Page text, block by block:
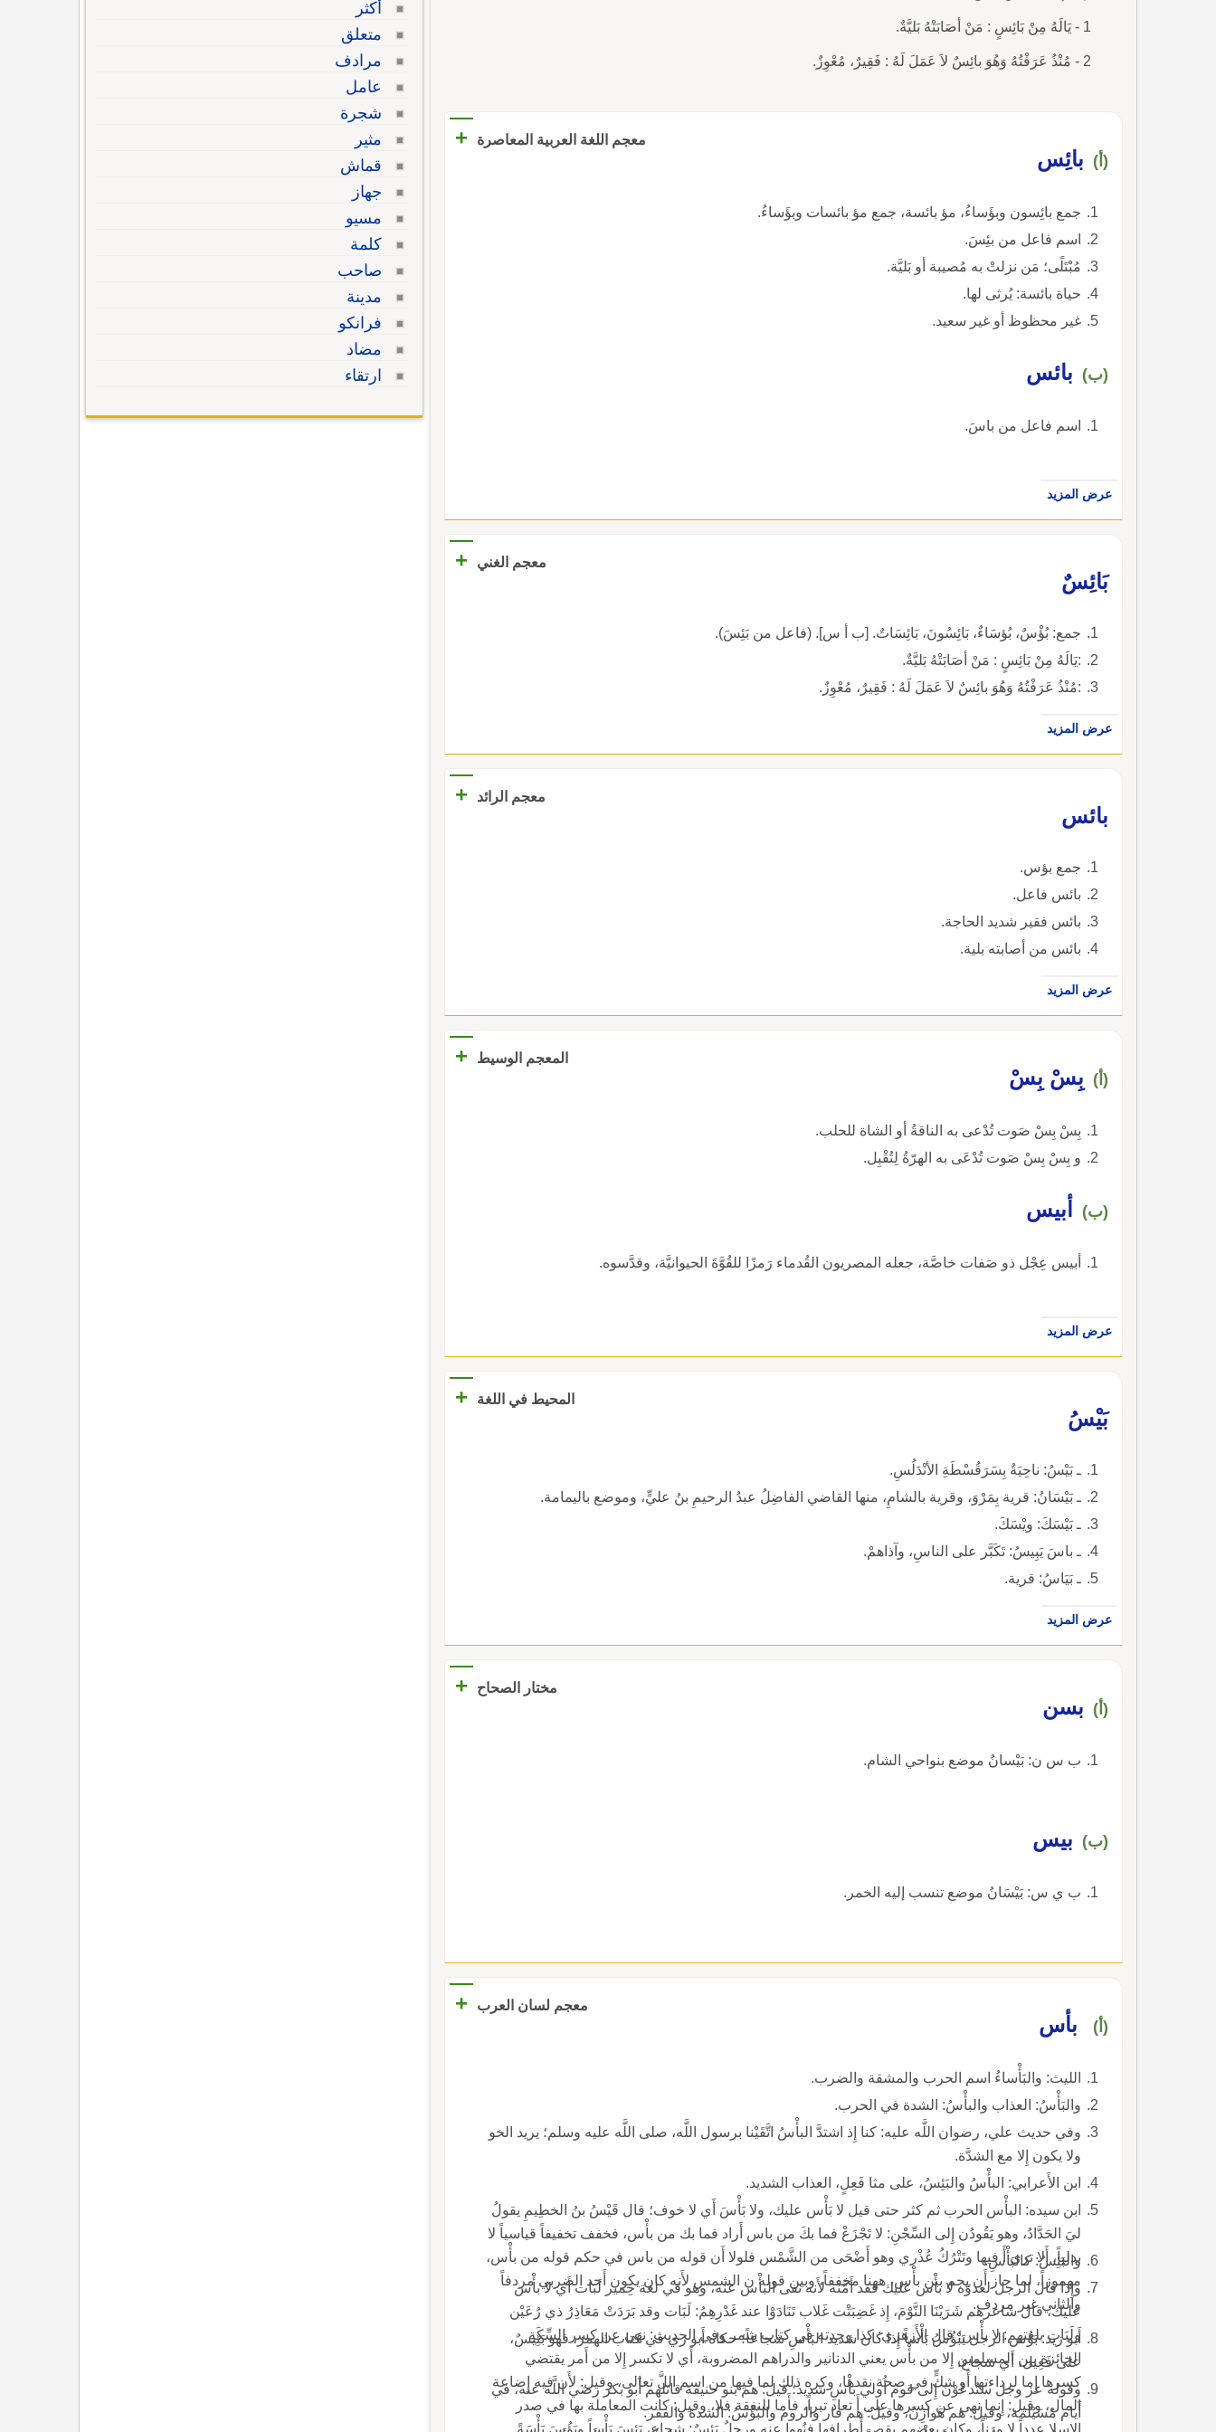
1 - يَالَهُ مِنْ بَائِسٍ : مَنْ أصَابَتْهُ بَليَّةٌ.
2 - مُنْذُ عَرَفْتُهُ وَهُوَ بائِسٌ لاَ عَمَلَ لَهُ : فَقِيرٌ، مُعْوِزٌ.
معجم اللغة العربية المعاصرة +
(أ) بائِس
جمع بائِسون وبؤَساءُ، مؤ بائسة، جمع مؤ بائسات وبؤَساءُ.
اسم فاعل من بئِسَ.
مُبْتَلًى؛ مَن نزلتْ به مُصيبة أو بَليَّة.
حياة بائسة: يُرثى لها.
غير محظوظ أو غير سعيد.
(ب) بائس
اسم فاعل من باسَ.
عرض المزيد
معجم الغني
+
بَائِسٌ
جمع: بُؤْسٌ، بُؤسَاءٌ، بَائِسُونَ، بَائِسَاتٌ. [ب أ س]. (فاعل من بَئِسَ).
:يَالَهُ مِنْ بَائِسٍ : مَنْ أصَابَتْهُ بَليَّةٌ.
:مُنْذُ عَرَفْتُهُ وَهُوَ بائِسٌ لاَ عَمَلَ لَهُ : فَقِيرٌ، مُعْوِزٌ.
عرض المزيد
معجم الرائد
+
بائس
جمع بؤس.
بائس فاعل.
بائس فقير شديد الحاجة.
بائس من أصابته بلية.
عرض المزيد
المعجم الوسيط +
(أ) بِسْ بِسْ
بِسْ بِسْ صَوت تُدْعى به الناقةُ أو الشاة للحلب.
و بِسْ بِسْ صَوت تُدْعَى به الهرّةُ لِتُقْبِل.
(ب) أبيس
أبيس عِجْل ذو صَفات خاصَّة، جعله المصريون القُدماء رَمزًا للقُوَّةَ الحيوانيَّة، وقدَّسوه.
عرض المزيد
المحيط في اللغة
+
بَيْسُ
ـ بَيْسُ: ناحِيَةٌ بِسَرَقُسْطَةِ الأنْدَلُسِ.
ـ بَيْسَانُ: قرية بِمَرْوَ، وقرية بالشامِ، منها القاضي الفاضِلُ عبدُ الرحيمِ بنُ عليٍّ، وموضع باليمامة.
ـ بَيْسَكَ: ويْسَكَ.
ـ باسَ يَبِيسُ: تَكَبَّر على الناسِ، وآذاهمْ.
ـ بَيَاسُ: قرية.
عرض المزيد
مختار الصحاح +
(أ) بسن
ب س ن: بَيْسانُ موضع بنواحي الشام.
(ب) بيس
ب ي س: بَيْسَانُ موضع تنسب إليه الخمر.
معجم لسان العرب +
(أ) بأس
الليث: والبَأْساءُ اسم الحرب والمشقة والضرب.
والبَأْسُ: العذاب والبأْسُ: الشدة في الحرب.
وفي حديث علي، رضوان اللَّه عليه: كنا إِذ اشتدَّ البأْسُ اتَّقَيْنا برسول اللَّه، صلى اللَّه عليه وسلم؛ يريد الخو
ولا يكون إِلا مع الشدَّة.
ابن الأَعرابي: البأْسُ والبَئِسُ، على مثا فَعِلٍ، العذاب الشديد.
ابن سيده: البأْس الحرب ثم كثر حتى قيل لا بَأْس عليك، ولا بَأْسَ أَي لا خوف؛ قال قَيْسُ بنُ الخطِيمِ يقولُ
ليَ الحَدَّادُ، وهو يَقُودُن إِلى السِّجْنِ: لا تَجْزَعْ فما بكَ من باس أَراد فما بك من بأْس، فخفف تخفيفاً قياسياً لا
بدلياً، أَلا ترى أَ فيها وتَتْرُكُ عُذْري وهو أَضْحَى من الشَّمْس فلولا أَن قوله من باس في حكم قوله من بأْس،
مهموزاً، لما جاز أَن يجم بين بأْس، ههنا مخففاً، وبين قوله ن الشمس لأَنه كان يكون أَحد الضربي مردفاً
والثاني غير مردف.
والبَئِسُ: كالبَأْسِ.
وإِذا قال الرجل لعدوّه لا بأْس عليك فقد أَمَّنه لأَنه نفى البأْس عنه، وهو في لغة حِمير لَبَات أَي لا بأْس
عليك، قال شاعرهم شَرَيْنَا النَّوْمَ، إِذ غَضِبَتْت غَلاب تَنَادَوْا عند غَدْرِهِمُ: لَبَات وقد بَرَدَتْ مَعَاذِرُ ذي رُعَيْن
ولَبَاتِ بلغتهم: لا بأْس؛ قال الأَزهري: كذا وجدته في كتاب شمر وفي الحديث: نهى عن كسر السِّكَةِ
الجائزة بين المسلمين إِلا من بأْس يعني الدنانير والدراهم المضروبة، أَي لا تكسر إِلا من أَمر يقتضي
كسرها إِما لرداءتها أَو شكٍّ في صحة نقدها، وكره ذلك لما فيها من اسم اللَّ تعالى، وقيل: لأَن فيه إِضاعة
المال، وقيل: إِنما نهى عن كسرها على أَ تعاد تبراً، فأَما للنفقة فلا، وقيل: كانت المعاملة بها في صدر
الإِسلا عدداً لا وزناً، وكان بعضهم يقص أَطرافها فنُهوا عنه ورجلٌ بَئِسٌ: شجاع، بَئِسَ بَأْساً وبَؤُسَ بَأْسَةً.
أَبو زيد: بَؤُس الرجل يَبْؤُسُ بَأْساً إِذا كان شديد البَأْسِ شجاعاً؛ حكاه أَبو زي في كتاب الهمز، فهو بَئِيسٌ،
على فَعِيل، أَي شجاع.
وقوله عز وجل سَتُدعَوْنَ إِلى قوم أُولي بَأْسِ شديد؛ قيل: هم بنو حنيفة قاتلهم أَبو بكر رضي اللَّه عنه، في
أَيام مُسَيْلمة، وقيل: هم هَوازِنُ، وقيل: هم فار والروم والبُؤْسُ: الشدة والفقر.
أكثر
متعلق
مرادف
عامل
شجرة
مثير
قماش
جهاز
مسيو
كلمة
صاحب
مدينة
فرانكو
مضاد
ارتقاء